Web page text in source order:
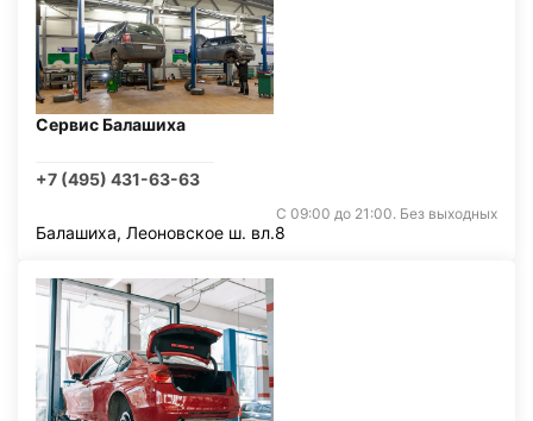
Сервис Балашиха
+7 (495) 431-63-63
С 09:00 до 21:00. Без выходных
Балашиха, Леоновское ш. вл.8